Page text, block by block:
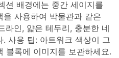
션 배경에는 중간 세이지를
사용하여 박물관과 같은
라인, 얇은 테두리, 충분한 네
사용 팁: 아트워크 색상이 그
블록에 이미지를 보관하세요.